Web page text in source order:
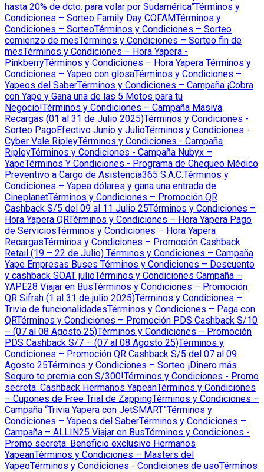
hasta 20% de dcto. para volar por Sudamérica”Términos y
Condiciones – Sorteo Family Day COFAMTérminos y
Condiciones – SorteoTérminos y Condiciones – Sorteo
comienzo de mesTérminos y Condiciones – Sorteo fin de
mesTérminos y Condiciones – Hora Yapera -
PinkberryTérminos y Condiciones – Hora Yapera Términos y
Condiciones – Yapeo con glosaTérminos y Condiciones –
Yapeos del SaberTérminos y Condiciones – Campaña ¡Cobra
con Yape y Gana una de las 5 Motos para tu
Negocio!Términos y Condiciones – Campaña Masiva
Recargas (01 al 31 de Julio 2025)Términos y Condiciones -
Sorteo PagoEfectivo Junio y JulioTérminos y Condiciones -
Cyber Vale RipleyTérminos y Condiciones - Campaña
RipleyTérminos y Condiciones - Campaña Nubyx –
YapeTérminos Y Condiciones - Programa de Chequeo Médico
Preventivo a Cargo de Asistencia365 S.A.C.Términos y
Condiciones – Yapea dólares y gana una entrada de
CineplanetTérminos y Condiciones – Promoción QR
Cashback S/5 del 09 al 11 Julio 25Términos y Condiciones –
Hora Yapera QRTérminos y Condiciones – Hora Yapera Pago
de ServiciosTérminos y Condiciones – Hora Yapera
RecargasTérminos y Condiciones – Promoción Cashback
Retail (19 – 22 de Julio) Términos y Condiciones – Campaña
Yape Empresas Buses Términos y Condiciones – Descuento
y cashback SOAT julioTérminos y Condiciones Campaña –
YAPE28 Viajar en BusTérminos y Condiciones – Promoción
QR Sifrah (1 al 31 de julio 2025)Términos y Condiciones –
Trivia de funcionalidadesTérminos y Condiciones – Paga con
QRTérminos y Condiciones – Promoción PDS Cashback S/10
– (07 al 08 Agosto 25)Términos y Condiciones – Promoción
PDS Cashback S/7 – (07 al 08 Agosto 25)Términos y
Condiciones – Promoción QR Cashback S/5 del 07 al 09
Agosto 25Términos y Condiciones – Sorteo ¡Dinero más
Seguro te premia con S/300!Términos y Condiciones - Promo
secreta: Cashback Hermanos YapeanTérminos y Condiciones
– Cupones de Free Trial de ZappingTérminos y Condiciones –
Campaña “Trivia Yapera con JetSMART”Términos y
Condiciones – Yapeos del SaberTérminos y Condiciones –
Campaña – ALLIN25 Viajar en BusTérminos y Condiciones -
Promo secreta: Beneficio exclusivo Hermanos
YapeanTérminos y Condiciones – Masters del
YapeoTérminos y Condiciones - Condiciones de usoTérminos